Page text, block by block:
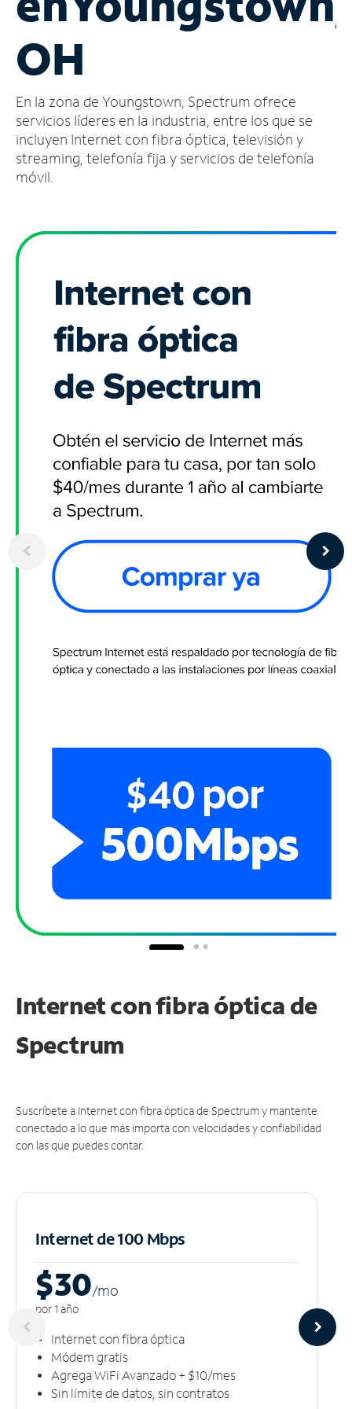
cuenta
Encuentra
tienda
OH
En la zona de Youngstown, Spectrum ofrece
servicios líderes en la industria, entre los que se
incluyen Internet con fibra óptica, televisión y
streaming, telefonía fija y servicios de telefonía
móvil.
Internet con fibra óptica de
Spectrum
Suscríbete a Internet con fibra óptica de Spectrum y mantente
conectado a lo que más importa con velocidades y confiabilidad
con las que puedes contar.
Internet de 100 Mbps
$30/mo
por 1 año
Internet con fibra óptica
Módem gratis
Agrega WiFi Avanzado + $10/mes
Sin límite de datos, sin contratos